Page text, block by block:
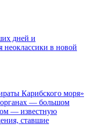
дней и
в новой
Карибского моря»
— большом
— известную
ставшие